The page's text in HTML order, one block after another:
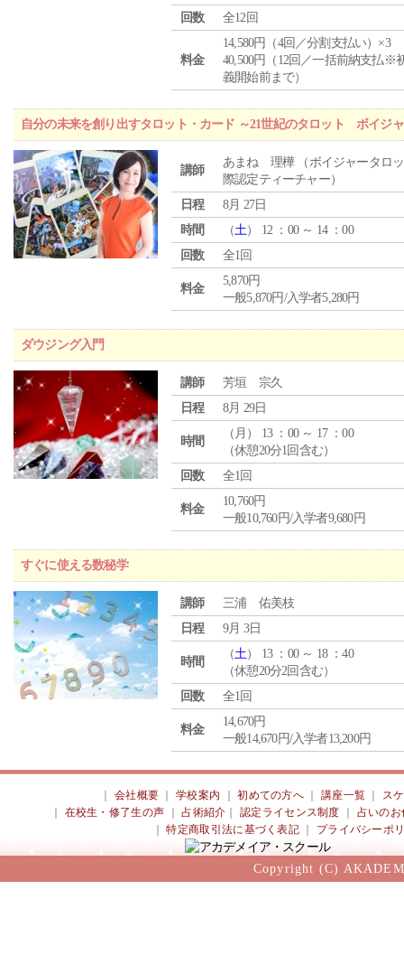
回数
全12回
料金
14,580円（4回／分割支払い）×3
40,500円（12回／一括前納支払※
義開始前まで）
自分の未来を創り出すタロット・カード ～21世紀のタロット ボイジ
講師
あまね 理樺 （ボイジャータロ
際認定ティーチャー）
日程
8月 27日
時間
（土） 12 ：00 ～ 14 ：00
回数
全1回
料金
5,870円
一般5,870円/入学者5,280円
ダウジング入門
講師
芳垣 宗久
日程
8月 29日
時間
（ 月 ） 13 ：00 ～ 17 ：00
（休憩20分1回含む）
回数
全1回
料金
10,760円
一般10,760円/入学者9,680円
すぐに使える数秘学
講師
三浦 佑美枝
日程
9月 3日
時間
（土） 13 ：00 ～ 18 ：40
（休憩20分2回含む）
回数
全1回
料金
14,670円
一般14,670円/入学者13,200円
会社概要 ｜学校案内 ｜初めての方へ 講座一覧
ス
在校生・修了生の声 ｜占術紹介 ｜認定ライセンス制度
占いのお
｜特定商取引法に基づく表記 プライバシーポ
Copyright (C)